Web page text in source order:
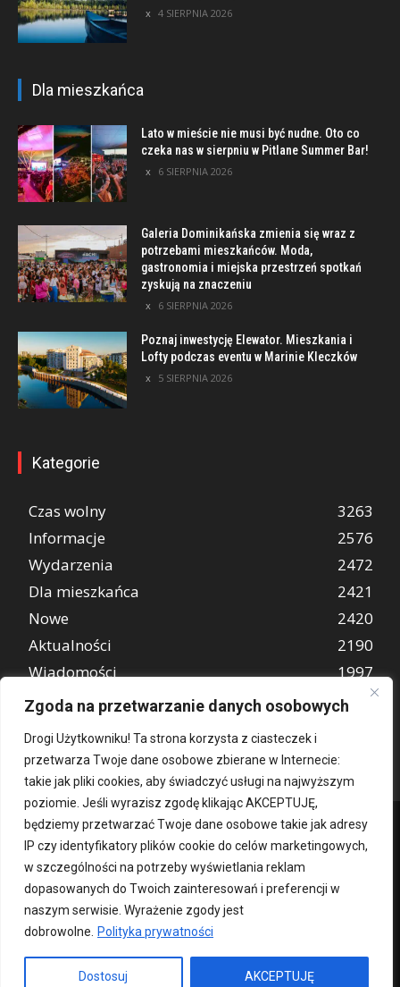
Zgoda na przetwarzanie danych osobowych
Drogi Użytkowniku! Ta strona korzysta z ciasteczek i
przetwarza Twoje dane osobowe zbierane w Internecie:
takie jak pliki cookies, aby świadczyć usługi na najwyższym
poziomie. Jeśli wyrazisz zgodę klikając AKCEPTUJĘ,
będziemy przetwarzać Twoje dane osobowe takie jak adresy
IP czy identyfikatory plików cookie do celów marketingowych,
w szczególności na potrzeby wyświetlania reklam
dopasowanych do Twoich zainteresowań i preferencji w
naszym serwisie. Wyrażenie zgody jest
dobrowolne.
Polityka prywatności
Dostosuj AKCEPTUJĘ
4 SIERPNIA 2026
Dla mieszkańca
Lato w mieście nie musi być nudne. Oto co
czeka nas w sierpniu w Pitlane Summer Bar!
6 SIERPNIA 2026
Galeria Dominikańska zmienia się wraz z
potrzebami mieszkańców. Moda,
gastronomia i miejska przestrzeń spotkań
zyskują na znaczeniu
6 SIERPNIA 2026
Poznaj inwestycję Elewator. Mieszkania i
Lofty podczas eventu w Marinie Kleczków
5 SIERPNIA 2026
Kategorie
Czas wolny
3263
Informacje
2576
Wydarzenia
2472
Dla mieszkańca
2421
Nowe
2420
Aktualności
2190
Wiadomości
1997
REKLAMA
849
Kontakt O nas Patronat medialny